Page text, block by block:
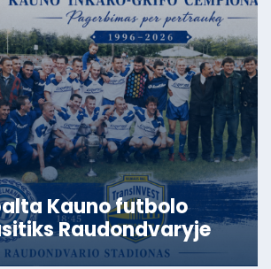
Kauno futbolo
Raudondvaryje